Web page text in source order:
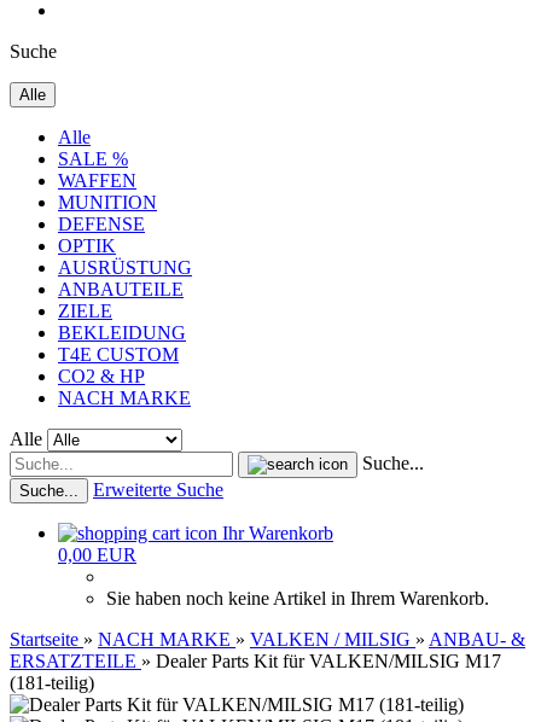
Suche
Alle
Alle
SALE %
WAFFEN
MUNITION
DEFENSE
OPTIK
AUSRÜSTUNG
ANBAUTEILE
ZIELE
BEKLEIDUNG
T4E CUSTOM
CO2 & HP
NACH MARKE
Alle
Suche...
Suche... Erweiterte Suche
Ihr Warenkorb
0,00 EUR
Sie haben noch keine Artikel in Ihrem Warenkorb.
Startseite » NACH MARKE » VALKEN / MILSIG » ANBAU- &
ERSATZTEILE » Dealer Parts Kit für VALKEN/MILSIG M17
(181-teilig)